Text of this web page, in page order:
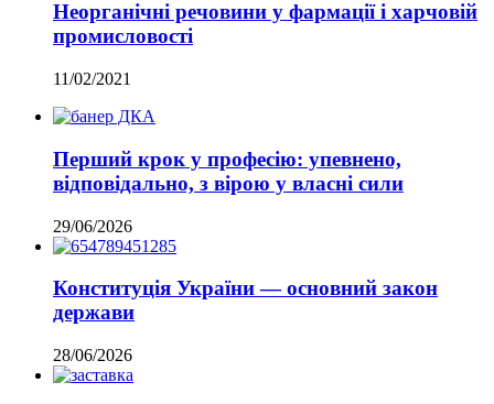
Неорганічні речовини у фармації і харчовій
промисловості
11/02/2021
Перший крок у професію: упевнено,
відповідально, з вірою у власні сили
29/06/2026
Конституція України — основний закон
держави
28/06/2026